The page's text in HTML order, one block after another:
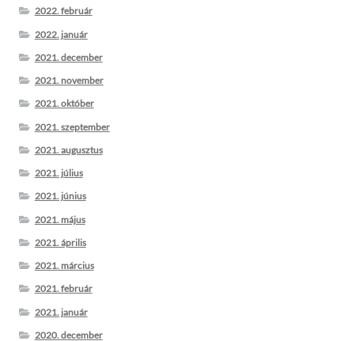
2022. február
2022. január
2021. december
2021. november
2021. október
2021. szeptember
2021. augusztus
2021. július
2021. június
2021. május
2021. április
2021. március
2021. február
2021. január
2020. december